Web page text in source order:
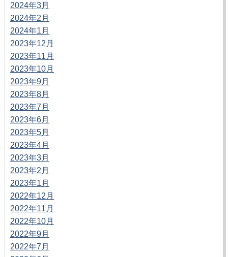
2024年3月
2024年2月
2024年1月
2023年12月
2023年11月
2023年10月
2023年9月
2023年8月
2023年7月
2023年6月
2023年5月
2023年4月
2023年3月
2023年2月
2023年1月
2022年12月
2022年11月
2022年10月
2022年9月
2022年7月